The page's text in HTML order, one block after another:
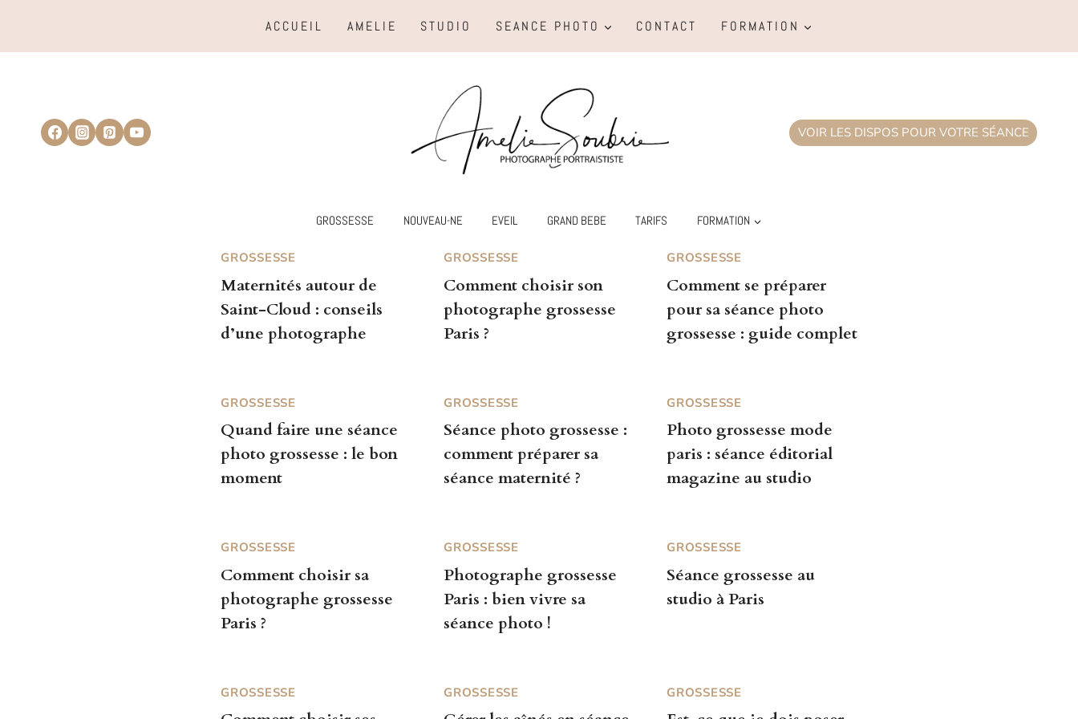
contenu
ACCUEIL AMELIE STUDIO SEANCE PHOTO CONTACT FORMATION
VOIR LES DISPOS POUR VOTRE SÉANCE
GROSSESSE NOUVEAU-NE EVEIL GRAND BEBE TARIFS FORMATION
GROSSESSE
Maternités autour de
Saint-Cloud : conseils
d’une photographe
GROSSESSE
Comment choisir son
photographe grossesse
Paris ?
GROSSESSE
Comment se préparer
pour sa séance photo
grossesse : guide complet
GROSSESSE
Quand faire une séance
photo grossesse : le bon
moment
GROSSESSE
Séance photo grossesse :
comment préparer sa
séance maternité ?
GROSSESSE
Photo grossesse mode
paris : séance éditorial
magazine au studio
GROSSESSE
Comment choisir sa
photographe grossesse
Paris ?
GROSSESSE
Photographe grossesse
Paris : bien vivre sa
séance photo !
GROSSESSE
Séance grossesse au
studio à Paris
GROSSESSE GROSSESSE GROSSESSE